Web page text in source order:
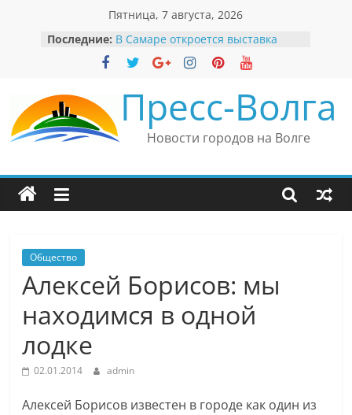
содержимому
Пятница, 7 августа, 2026
Последние: В Самаре откроется выставка
невероятных рекордов и фактов
«Веришь или нет»
Вячеслав Моше Кантор –
президент Европейского
еврейского конгресса
Вячеслав Моше Кантор считает
причиной низкого уровня
Ильдар Узбеков отметил крепкие
Пресс-Волга
Новости городов на Волге
Общество
Алексей Борисов: мы
находимся в одной
лодке
02.01.2014 admin
Алексей Борисов известен в городе как один из